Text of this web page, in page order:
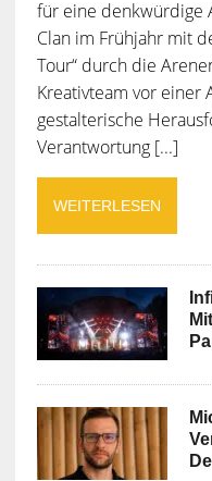
für eine denkwürdige
Clan im Frühjahr mit
Tour“ durch die
Kreativteam vor einer
gestalterische
Verantwortung [...]
WEITERLESEN